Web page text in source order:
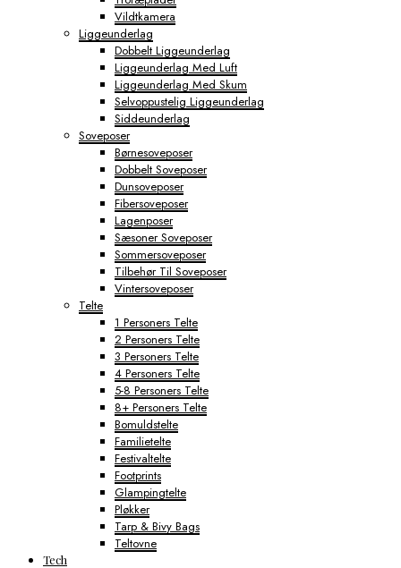
Vildtkamera
Liggeunderlag
Dobbelt Liggeunderlag
Liggeunderlag Med Luft
Liggeunderlag Med Skum
Selvoppustelig Liggeunderlag
Siddeunderlag
Soveposer
Børnesoveposer
Dobbelt Soveposer
Dunsoveposer
Fibersoveposer
Lagenposer
Sæsoner Soveposer
Sommersoveposer
Tilbehør Til Soveposer
Vintersoveposer
Telte
1 Personers Telte
2 Personers Telte
3 Personers Telte
4 Personers Telte
5-8 Personers Telte
8+ Personers Telte
Bomuldstelte
Familietelte
Festivaltelte
Footprints
Glampingtelte
Pløkker
Tarp & Bivy Bags
Teltovne
Tech